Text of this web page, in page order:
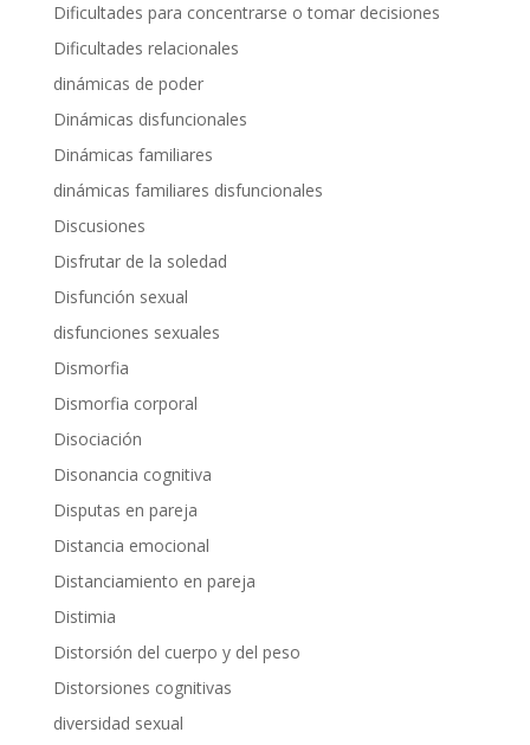
Dificultades para concentrarse o tomar decisiones
Dificultades relacionales
dinámicas de poder
Dinámicas disfuncionales
Dinámicas familiares
dinámicas familiares disfuncionales
Discusiones
Disfrutar de la soledad
Disfunción sexual
disfunciones sexuales
Dismorfia
Dismorfia corporal
Disociación
Disonancia cognitiva
Disputas en pareja
Distancia emocional
Distanciamiento en pareja
Distimia
Distorsión del cuerpo y del peso
Distorsiones cognitivas
diversidad sexual